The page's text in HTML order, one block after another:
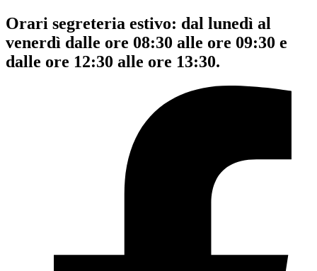
Orari segreteria estivo: dal lunedì al
venerdì dalle ore 08:30 alle ore 09:30 e
dalle ore 12:30 alle ore 13:30.